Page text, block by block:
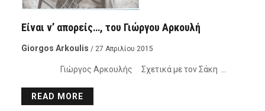
Είναι ν’ απορείς…, του Γιώργου Αρκουλή
Giorgos Arkoulis / 27 Απριλίου 2015
Γιώργος Αρκουλής Σχετικά με τον Σάκη …
READ MORE